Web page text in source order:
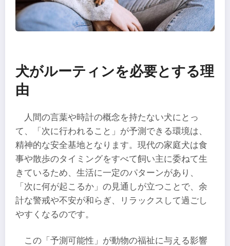
犬がルーティンを必要とする理
由
人間の言葉や時計の概念を持たない犬にとっ
て、「次に行われること」が予測できる環境は、
精神的な安全基地となります。現代の家庭犬は食
事や散歩のタイミングをすべて飼い主に委ねて生
きているため、生活に一定のパターンがあり、
「次に何が起こるか」の見通しが立つことで、余
計な警戒や不安が和らぎ、リラックスして過ごし
やすくなるのです。
この「予測可能性」が動物の福祉に与える影響